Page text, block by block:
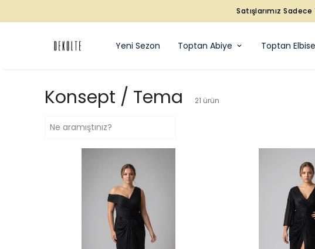
Satışlarımız
Yeni Sezon Toptan Abiye Toptan Elbise
Konsept / Tema 21 ürün